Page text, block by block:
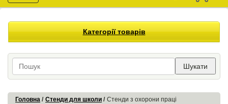
navigation
Категорії товарів
Шукати
Головна Стенди для школи Стенди з охорони праці